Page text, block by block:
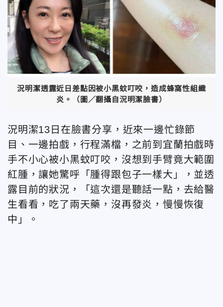
況明潔透露近日差點因被小黑蚊叮咬，造成蜂窩性組織
炎。（圖／翻攝自況明潔臉書）
況明潔13日在臉書分享，近來一邊忙錄節
目、一邊拍戲，行程滿檔，之前到宜蘭拍戲時
手不小心被小黑蚊叮咬，沒想到手臂竟大範圍
紅腫，讓她驚呼「腫得跟包子一樣大」，並透
露目前的狀況，「這次還是聽話一點，去給醫
生看看，吃了兩天藥，沒再發炎，慢慢恢復
中」。